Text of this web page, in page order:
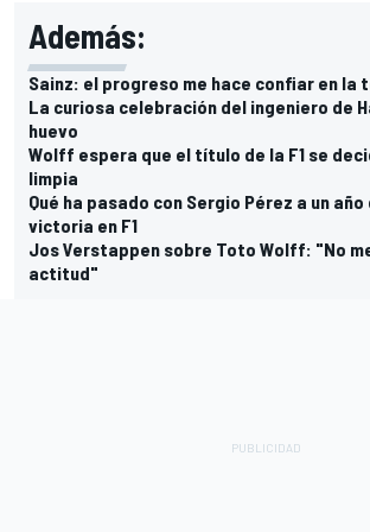
Además:
Sainz: el progreso me hace confiar en la
La curiosa celebración del ingeniero de
huevo
Wolff espera que el título de la F1 se
limpia
Qué ha pasado con Sergio Pérez a un
victoria en F1
Jos Verstappen sobre Toto Wolff: "No
actitud"